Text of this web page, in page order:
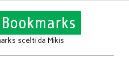
scelti da Mikis